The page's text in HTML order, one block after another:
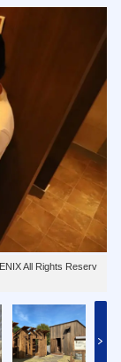
All Rights Reserv